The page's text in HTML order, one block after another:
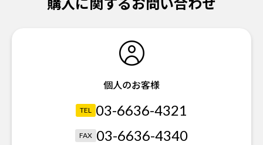
個人のお客様
TEL 03-6636-4321
FAX 03-6636-4340